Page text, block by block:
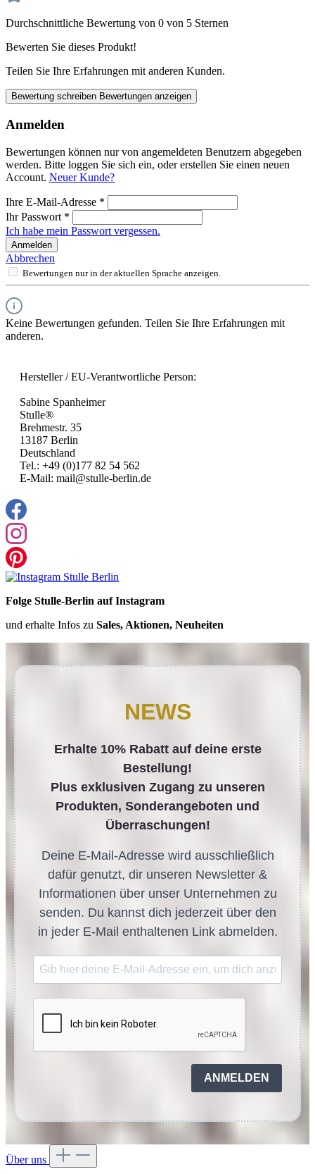
Durchschnittliche Bewertung von 0 von 5 Sternen
Bewerten Sie dieses Produkt!
Teilen Sie Ihre Erfahrungen mit anderen Kunden.
Bewertung schreiben Bewertungen anzeigen
Anmelden
Bewertungen können nur von angemeldeten Benutzern abgegeben
werden. Bitte loggen Sie sich ein, oder erstellen Sie einen neuen
Account. Neuer Kunde?
Ihre E-Mail-Adresse *
Ihr Passwort *
Ich habe mein Passwort vergessen.
Anmelden
Abbrechen
Bewertungen nur in der aktuellen Sprache anzeigen.
Keine Bewertungen gefunden. Teilen Sie Ihre Erfahrungen mit
anderen.
Hersteller / EU-Verantwortliche Person:
Sabine Spanheimer
Stulle®
Brehmestr. 35
13187 Berlin
Deutschland
Tel.: +49 (0)177 82 54 562
E-Mail: mail@stulle-berlin.de
Folge Stulle-Berlin auf Instagram
und erhalte Infos zu Sales, Aktionen, Neuheiten
NEWS
Erhalte 10% Rabatt auf deine erste
Bestellung!
Plus exklusiven Zugang zu unseren
Produkten, Sonderangeboten und
Überraschungen!
Deine E-Mail-Adresse wird ausschließlich
dafür genutzt, dir unseren Newsletter &
Informationen über unser Unternehmen zu
senden. Du kannst dich jederzeit über den
in jeder E-Mail enthaltenen Link abmelden.
ANMELDEN
Über uns